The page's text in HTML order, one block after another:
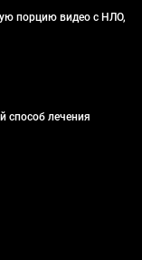
порцию видео с НЛО,
лечения